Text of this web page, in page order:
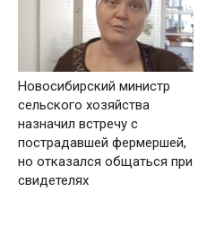
Новосибирский министр
сельского хозяйства
назначил встречу с
пострадавшей фермершей,
но отказался общаться при
свидетелях